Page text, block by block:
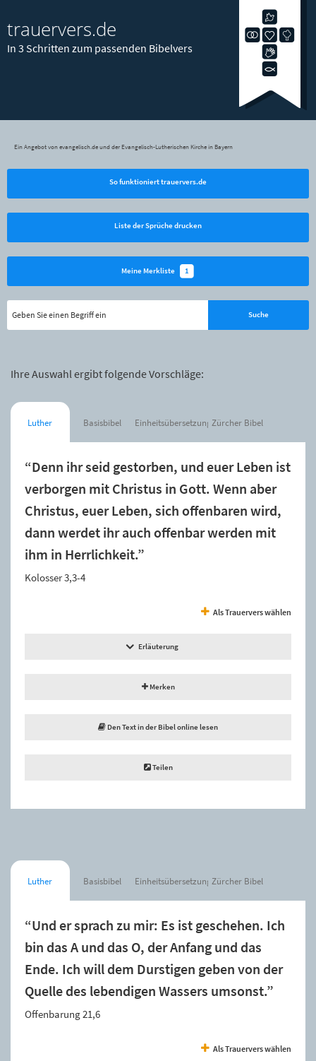
trauervers.de
In 3 Schritten zum passenden Bibelvers
Ein Angebot von evangelisch.de und der Evangelisch-Lutherischen Kirche in Bayern
So funktioniert trauervers.de
Liste der Sprüche drucken
Meine Merkliste 1
Ihre Auswahl ergibt folgende Vorschläge:
Luther Basisbibel Einheitsübersetzung Zürcher Bibel
“Denn ihr seid gestorben, und euer Leben ist
verborgen mit Christus in Gott. Wenn aber
Christus, euer Leben, sich offenbaren wird,
dann werdet ihr auch offenbar werden mit
ihm in Herrlichkeit.”
Kolosser 3,3-4
Als Trauervers wählen
Erläuterung
Merken
Den Text in der Bibel online lesen
Teilen
Luther Basisbibel Einheitsübersetzung Zürcher Bibel
“Und er sprach zu mir: Es ist geschehen. Ich
bin das A und das O, der Anfang und das
Ende. Ich will dem Durstigen geben von der
Quelle des lebendigen Wassers umsonst.”
Offenbarung 21,6
Als Trauervers wählen